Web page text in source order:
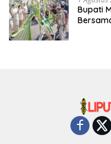
Bupati